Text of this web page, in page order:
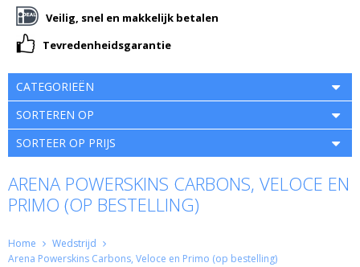
Veilig, snel en makkelijk betalen
Tevredenheidsgarantie
CATEGORIEËN
SORTEREN OP
SORTEER OP PRIJS
ARENA POWERSKINS CARBONS, VELOCE EN
PRIMO (OP BESTELLING)
Home
Wedstrijd
Arena Powerskins Carbons, Veloce en Primo (op bestelling)